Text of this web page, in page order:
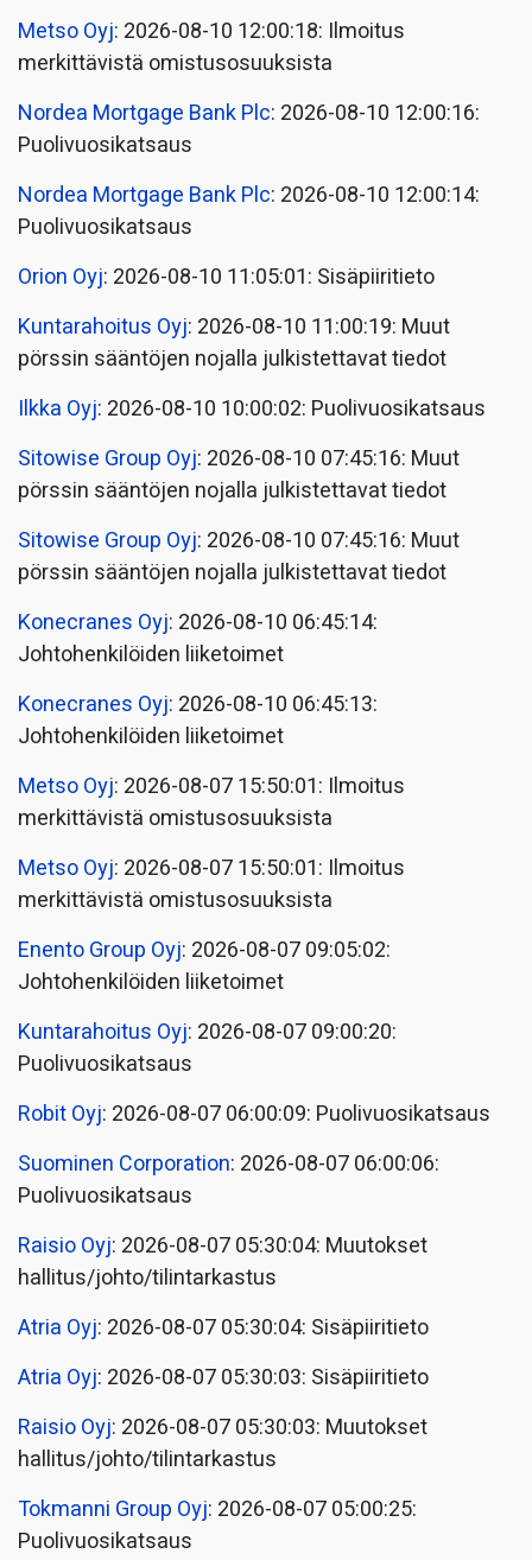
Metso Oyj: 2026-08-10 12:00:18: Ilmoitus
merkittävistä omistusosuuksista
Nordea Mortgage Bank Plc: 2026-08-10 12:00:16:
Puolivuosikatsaus
Nordea Mortgage Bank Plc: 2026-08-10 12:00:14:
Puolivuosikatsaus
Orion Oyj: 2026-08-10 11:05:01: Sisäpiiritieto
Kuntarahoitus Oyj: 2026-08-10 11:00:19: Muut
pörssin sääntöjen nojalla julkistettavat tiedot
Ilkka Oyj: 2026-08-10 10:00:02: Puolivuosikatsaus
Sitowise Group Oyj: 2026-08-10 07:45:16: Muut
pörssin sääntöjen nojalla julkistettavat tiedot
Sitowise Group Oyj: 2026-08-10 07:45:16: Muut
pörssin sääntöjen nojalla julkistettavat tiedot
Konecranes Oyj: 2026-08-10 06:45:14:
Johtohenkilöiden liiketoimet
Konecranes Oyj: 2026-08-10 06:45:13:
Johtohenkilöiden liiketoimet
Metso Oyj: 2026-08-07 15:50:01: Ilmoitus
merkittävistä omistusosuuksista
Metso Oyj: 2026-08-07 15:50:01: Ilmoitus
merkittävistä omistusosuuksista
Enento Group Oyj: 2026-08-07 09:05:02:
Johtohenkilöiden liiketoimet
Kuntarahoitus Oyj: 2026-08-07 09:00:20:
Puolivuosikatsaus
Robit Oyj: 2026-08-07 06:00:09: Puolivuosikatsaus
Suominen Corporation: 2026-08-07 06:00:06:
Puolivuosikatsaus
Raisio Oyj: 2026-08-07 05:30:04: Muutokset
hallitus/johto/tilintarkastus
Atria Oyj: 2026-08-07 05:30:04: Sisäpiiritieto
Atria Oyj: 2026-08-07 05:30:03: Sisäpiiritieto
Raisio Oyj: 2026-08-07 05:30:03: Muutokset
hallitus/johto/tilintarkastus
Tokmanni Group Oyj: 2026-08-07 05:00:25:
Puolivuosikatsaus